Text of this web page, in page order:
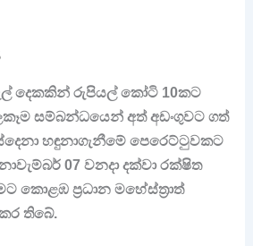
දෙකකින් රුපියල් කෝටි 10කට
සම්බන්ධයෙන් අත් අඩංගුවට ගත්
හඳුනාගැනීමේ පෙරෙට්ටුවකට
07 වනදා දක්වා රක්ෂිත
කොළඹ ප්‍රධාන මහේස්ත්‍රාත්
තිබේ.